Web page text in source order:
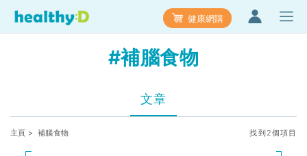
健康網購
#補腦食物
文章
主頁 > 補腦食物 找到2個項目